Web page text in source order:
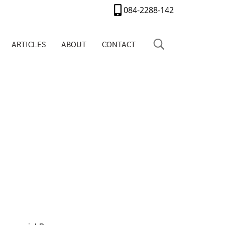
084-2288-142
ARTICLES ABOUT CONTACT